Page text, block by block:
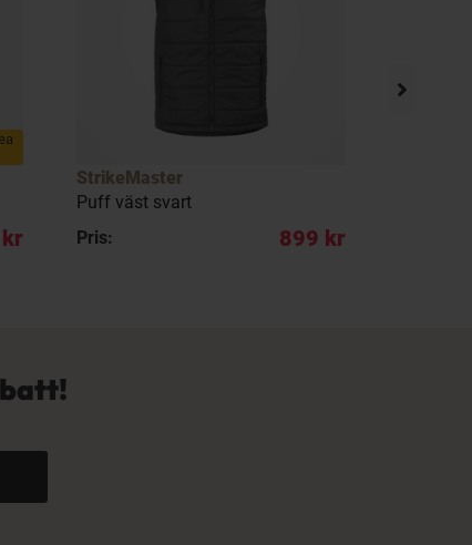
StrikeMaster
Puff väst svart
Pris:
899 kr